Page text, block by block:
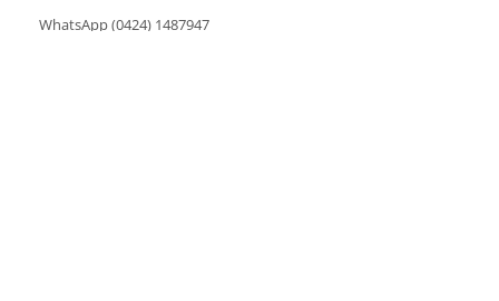
WhatsApp (0424) 1487947